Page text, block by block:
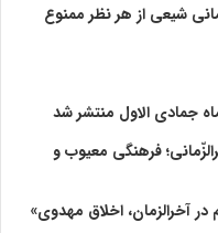
شیعی از هر نظر ممنوع
جمادی الاول منتشر شد
فرهنگی معیوب و
آخرالزمان، اخلاق مهدوی»